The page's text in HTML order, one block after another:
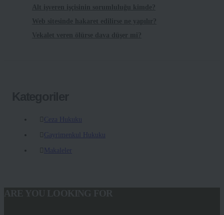
Ceza Hukuku
Gayrimenkul Hukuku
Makaleler